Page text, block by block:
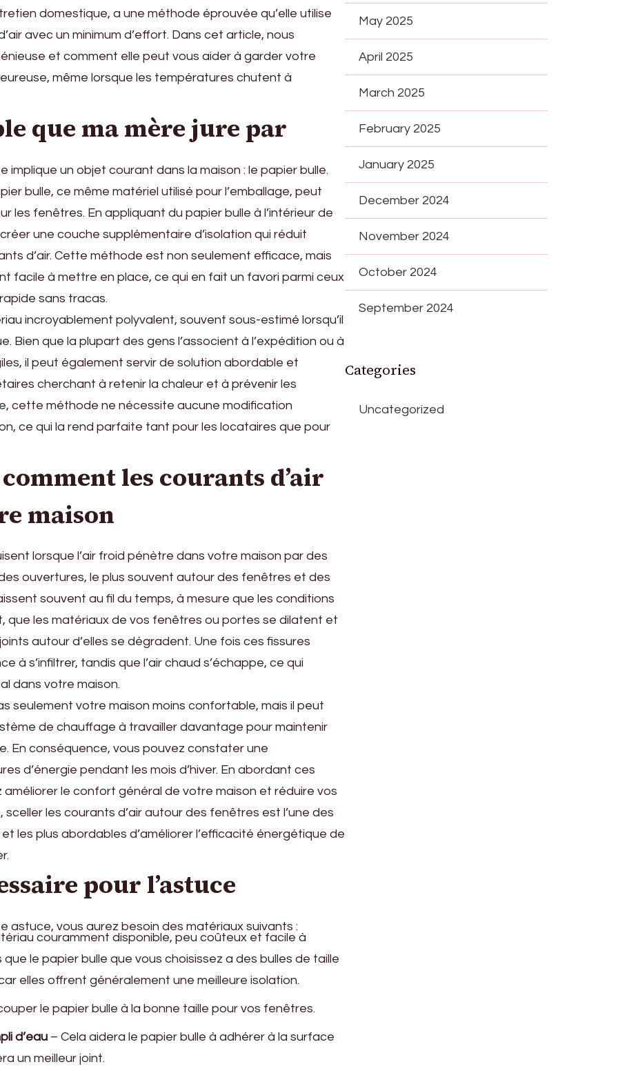
domestique, a une méthode éprouvée qu’elle utilise
avec un minimum d’effort. Dans cet article, nous
et comment elle peut vous aider à garder votre
même lorsque les températures chutent à
que ma mère jure par
implique un objet courant dans la maison : le papier bulle.
bulle, ce même matériel utilisé pour l’emballage, peut
les fenêtres. En appliquant du papier bulle à l’intérieur de
une couche supplémentaire d’isolation qui réduit
d’air. Cette méthode est non seulement efficace, mais
facile à mettre en place, ce qui en fait un favori parmi ceux
sans tracas.
incroyablement polyvalent, souvent sous-estimé lorsqu’il
Bien que la plupart des gens l’associent à l’expédition ou à
il peut également servir de solution abordable et
cherchant à retenir la chaleur et à prévenir les
cette méthode ne nécessite aucune modification
ce qui la rend parfaite tant pour les locataires que pour
les courants d’air
maison
lorsque l’air froid pénètre dans votre maison par des
ouvertures, le plus souvent autour des fenêtres et des
souvent au fil du temps, à mesure que les conditions
que les matériaux de vos fenêtres ou portes se dilatent et
autour d’elles se dégradent. Une fois ces fissures
à s’infiltrer, tandis que l’air chaud s’échappe, ce qui
dans votre maison.
seulement votre maison moins confortable, mais il peut
de chauffage à travailler davantage pour maintenir
En conséquence, vous pouvez constater une
d’énergie pendant les mois d’hiver. En abordant ces
améliorer le confort général de votre maison et réduire vos
les courants d’air autour des fenêtres est l’une des
les plus abordables d’améliorer l’efficacité énergétique de
pour l’astuce
vous aurez besoin des matériaux suivants :
couramment disponible, peu coûteux et facile à
que le papier bulle que vous choisissez a des bulles de taille
elles offrent généralement une meilleure isolation.
le papier bulle à la bonne taille pour vos fenêtres.
d’eau – Cela aidera le papier bulle à adhérer à la surface
un meilleur joint.
May 2025
April 2025
March 2025
February 2025
January 2025
December 2024
November 2024
October 2024
September 2024
Categories
Uncategorized